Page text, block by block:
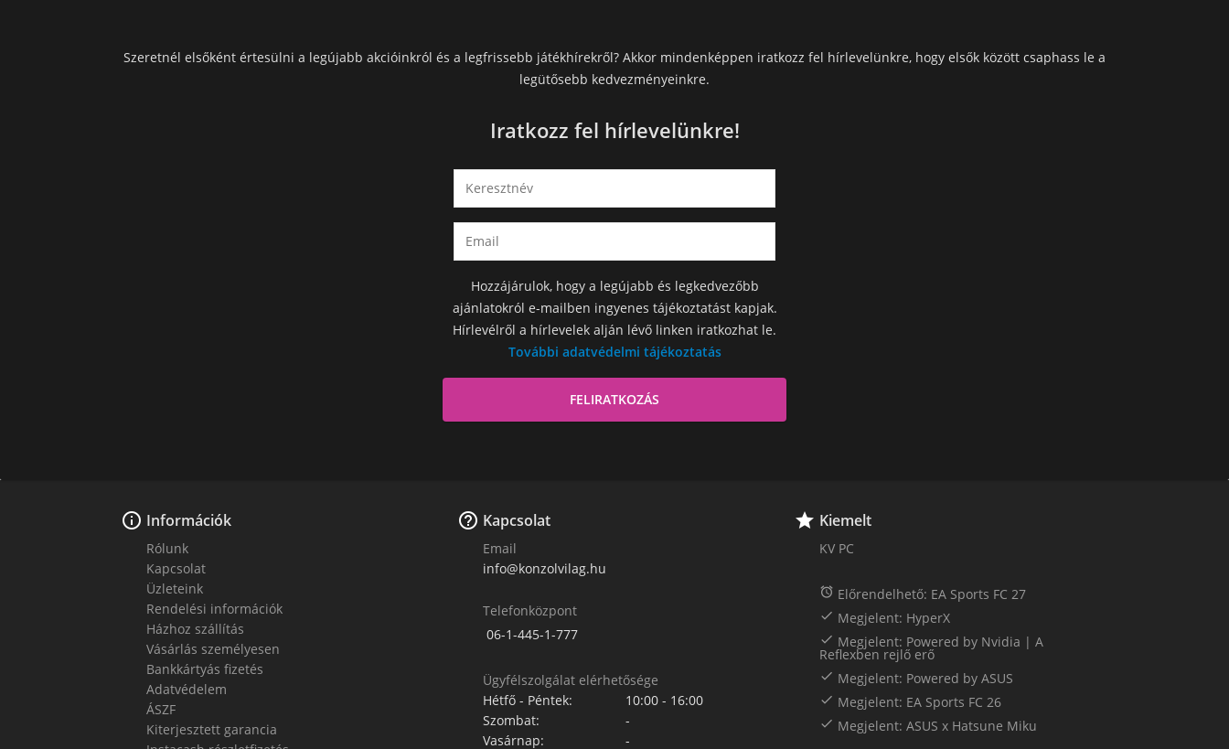
Szeretnél elsőként értesülni a legújabb akcióinkról és a legfrissebb játékhírekről? Akkor mindenképpen iratkozz fel hírlevelünkre, hogy elsők között csaphass le a
legütősebb kedvezményeinkre.
Iratkozz fel hírlevelünkre!
Hozzájárulok, hogy a legújabb és legkedvezőbb
ajánlatokról e-mailben ingyenes tájékoztatást kapjak.
Hírlevélről a hírlevelek alján lévő linken iratkozhat le.
További adatvédelmi tájékoztatás
 Információk
Rólunk
Kapcsolat
Üzleteink
Rendelési információk
Házhoz szállítás
Vásárlás személyesen
Bankkártyás fizetés
Adatvédelem
ÁSZF
Kiterjesztett garancia
 Kapcsolat
Email
info@konzolvilag.hu
Telefonközpont
06-1-445-1-777
Ügyfélszolgálat elérhetősége
Hétfő - Péntek:
10:00 - 16:00
Szombat:
-
Vasárnap:
-
 Kiemelt
KV PC
 Előrendelhető: EA Sports FC 27
 Megjelent: HyperX
 Megjelent: Powered by Nvidia | A
Reflexben rejlő erő
 Megjelent: Powered by ASUS
 Megjelent: EA Sports FC 26
 Megjelent: ASUS x Hatsune Miku